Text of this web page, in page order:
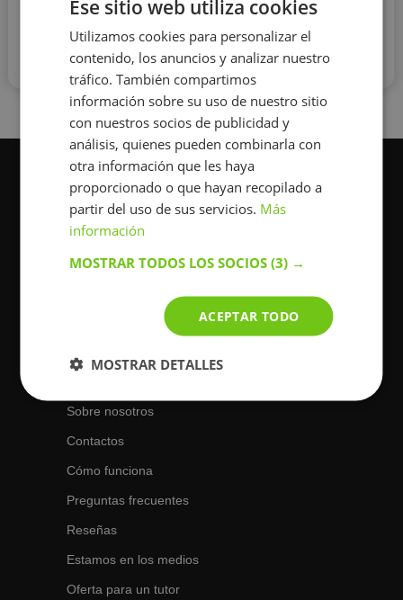
Participar
Laborables de 9 a 20 h
Fines de semana de 10 a 18 hs.
Acerca de BuscaTuProfesor
Sobre nosotros
Contactos
Cómo funciona
Preguntas frecuentes
Reseñas
Estamos en los medios
Oferta para un tutor
Ese sitio web utiliza cookies
Utilizamos cookies para personalizar el
contenido, los anuncios y analizar nuestro
tráfico. También compartimos
información sobre su uso de nuestro sitio
con nuestros socios de publicidad y
análisis, quienes pueden combinarla con
otra información que les haya
proporcionado o que hayan recopilado a
partir del uso de sus servicios. Más
información
MOSTRAR TODOS LOS SOCIOS(3) →
ACEPTAR TODO
MOSTRAR DETALLES